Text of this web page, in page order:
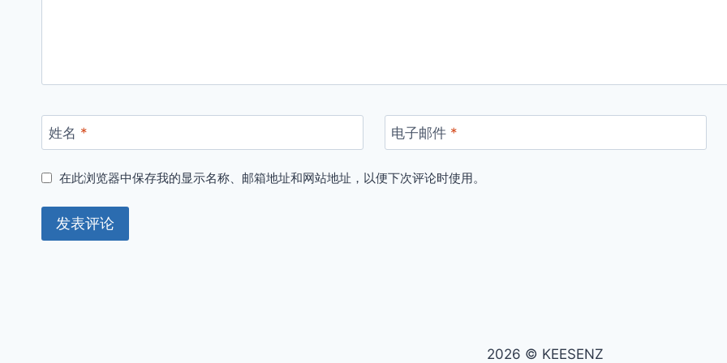
姓名 * 电子邮件 *
在此浏览器中保存我的显示名称、邮箱地址和网站地址，以便下次评论时使用。
2026 © KEESENZ